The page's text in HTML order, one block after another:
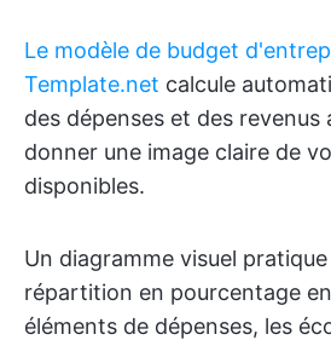
Le modèle de budget
Template.net calcule
des dépenses et des revenus
donner une image claire de
disponibles.
Un diagramme visuel
répartition en pourcentage
éléments de dépenses, les